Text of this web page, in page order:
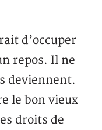
d’occuper
repos. Il ne
deviennent.
le bon vieux
droits de